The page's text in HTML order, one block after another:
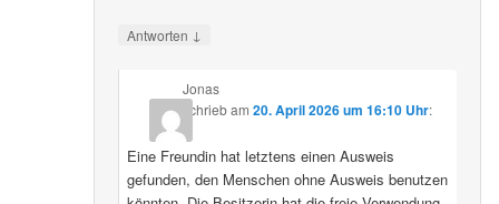
Antworten ↓
Jonas
schriebam 20. April 2026 um 16:10 Uhr:
Eine Freundin hat letztens einen Ausweis
gefunden, den Menschen ohne Ausweis benutzen